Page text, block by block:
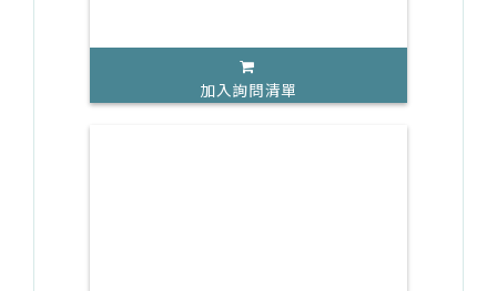
加入詢問清單